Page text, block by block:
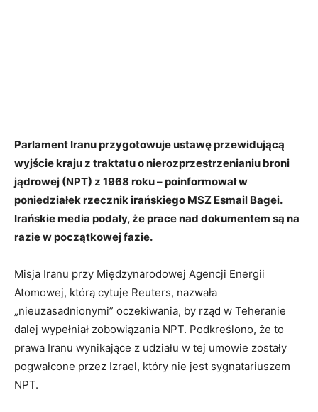
Parlament Iranu przygotowuje ustawę przewidującą
wyjście kraju z traktatu o nierozprzestrzenianiu broni
jądrowej (NPT) z 1968 roku – poinformował w
poniedziałek rzecznik irańskiego MSZ Esmail Bagei.
Irańskie media podały, że prace nad dokumentem są na
razie w początkowej fazie.
Misja Iranu przy Międzynarodowej Agencji Energii
Atomowej, którą cytuje Reuters, nazwała
„nieuzasadnionymi” oczekiwania, by rząd w Teheranie
dalej wypełniał zobowiązania NPT. Podkreślono, że to
prawa Iranu wynikające z udziału w tej umowie zostały
pogwałcone przez Izrael, który nie jest sygnatariuszem
NPT.